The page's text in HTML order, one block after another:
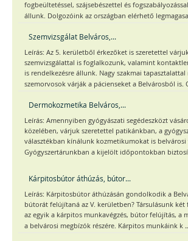
fogbeültetéssel, szájsebészettel és
állunk. Dolgozóink az országban elérhető
Szemvizsgálat Belváros,...
Leírás: Az 5. kerületből érkezőket is szeretettel
szemvizsgálattal is foglalkozunk, valamint
is rendelkezésre állunk. Nagy szakmai tapasztalattal
szemorvosok várják a pácienseket a Belvárosból is.
Dermokozmetika Belváros,...
Leírás: Amennyiben gyógyászati segédeszközt
közelében, várjuk szeretettel patikánkban, a
választékban kínálunk kozmetikumokat is belvárosi
Gyógyszertárunkban a kijelölt időpontokban
Kárpitosbútor áthúzás, bútor...
Leírás: Kárpitosbútor áthúzásán gondolkodik a
bútorát felújítaná az V. kerületben? Társulásunk
az egyik a kárpitos munkavégzés, bútor felújítás, a
a belvárosi megbízók részére. Kárpitos munkáink k